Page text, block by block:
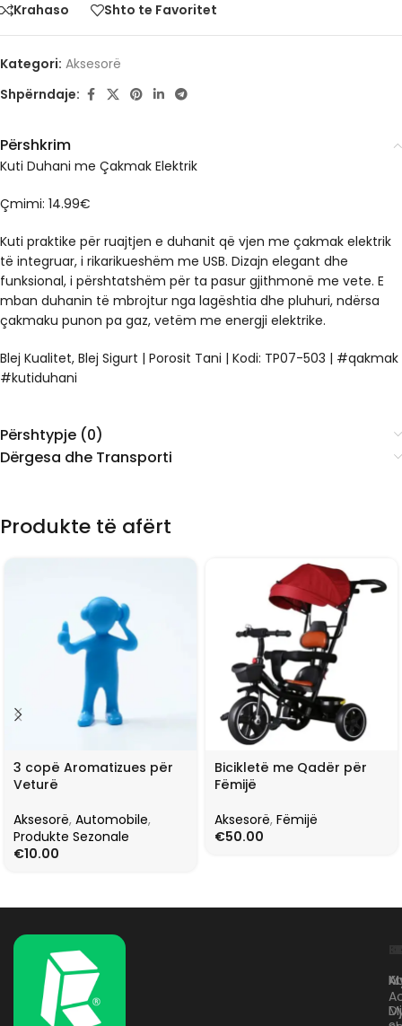
Krahaso Shto te Favoritet
Kategori: Aksesorë
Shpërndaje:
Përshkrim
Kuti Duhani me Çakmak Elektrik
Çmimi: 14.99€
Kuti praktike për ruajtjen e duhanit që vjen me çakmak elektrik
të integruar, i rikarikueshëm me USB. Dizajn elegant dhe
funksional, i përshtatshëm për ta pasur gjithmonë me vete. E
mban duhanin të mbrojtur nga lagështia dhe pluhuri, ndërsa
çakmaku punon pa gaz, vetëm me energji elektrike.
Blej Kualitet, Blej Sigurt | Porosit Tani | Kodi: TP07-503 | #qakmak
#kutiduhani
Përshtypje (0)
Dërgesa dhe Transporti
Produkte të afërt
3 copë Aromatizues për
Veturë
Aksesorë, Automobile,
Produkte Sezonale
€10.00
Bicikletë me Qadër për
Fëmijë
Aksesorë, Fëmijë
€50.00